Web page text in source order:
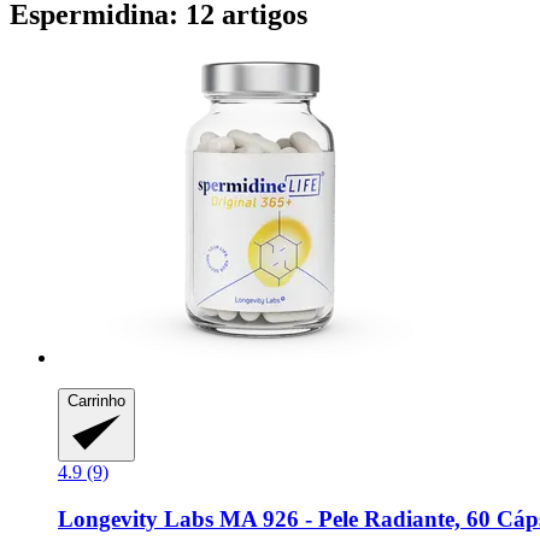
Espermidina: 12 artigos
Carrinho
4.9 (9)
Longevity Labs MA 926 -​ Pele Radiante, 60